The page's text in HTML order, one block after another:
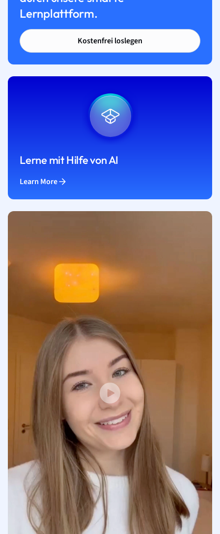
Lernplattform.
Kostenfrei loslegen
Lerne mit Hilfe von AI
Learn More